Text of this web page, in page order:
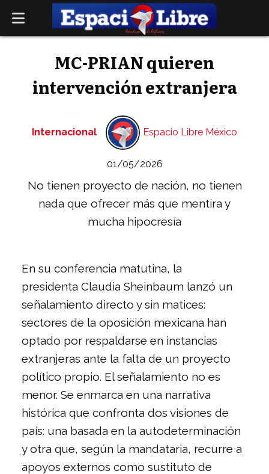
MC-PRIAN quieren
intervención extranjera
No tienen proyecto de nación, no tienen
nada que ofrecer más que mentira y
mucha hipocresía
Internacional
01/05/2026
Espacio Libre México
En su conferencia matutina, la
presidenta Claudia Sheinbaum lanzó un
señalamiento directo y sin matices:
sectores de la oposición mexicana han
optado por respaldarse en instancias
extranjeras ante la falta de un proyecto
político propio. El señalamiento no es
menor. Se enmarca en una narrativa
histórica que confronta dos visiones de
país: una basada en la autodeterminación
y otra que, según la mandataria, recurre a
apoyos externos como sustituto de